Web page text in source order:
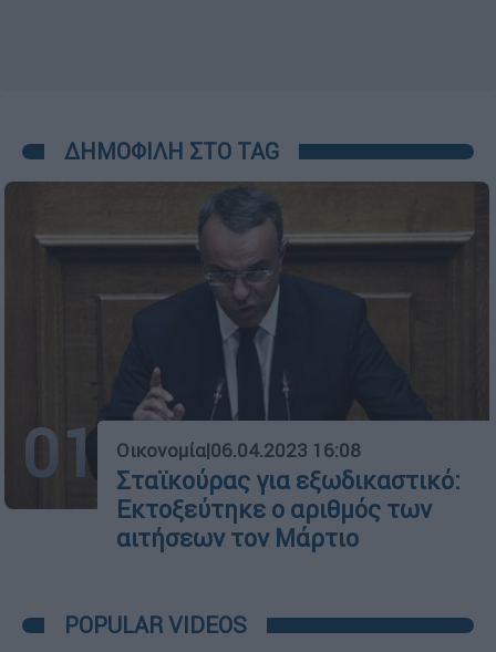
ΔΗΜΟΦΙΛΗ ΣΤΟ TAG
01 Οικονομία|06.04.2023 16:08
Σταϊκούρας για εξωδικαστικό:
Εκτοξεύτηκε ο αριθμός των
αιτήσεων τον Μάρτιο
POPULAR VIDEOS